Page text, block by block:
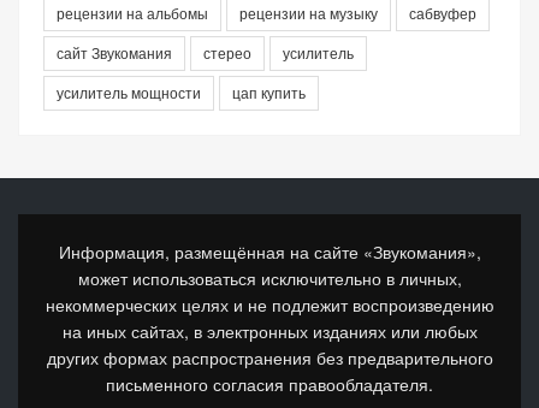
рецензии на альбомы
рецензии на музыку
сабвуфер
сайт Звукомания
стерео
усилитель
усилитель мощности
цап купить
Информация, размещённая на сайте «Звукомания»,
может использоваться исключительно в личных,
некоммерческих целях и не подлежит воспроизведению
на иных сайтах, в электронных изданиях или любых
других формах распространения без предварительного
письменного согласия правообладателя.